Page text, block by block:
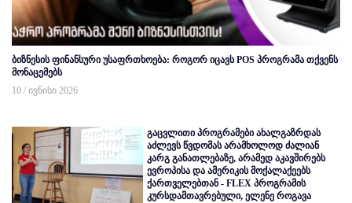
ბიზნესის ფინანსური უსაფრთხოება: როგორ იცავს POS პროგრამა თქვენს
მონაცემებს
10 / ივნისი 2026
გაცვლითი პროგრამები ახალგაზრდას
აძლევს წვდომას არამხოლოდ ძალიან
კარგ განათლებაზე, არამედ აკავშირებს
ევროპისა და ამერიკის მოქალაქეებს
ქართველებთან - FLEX პროგრამის
კურსდამთავრებული, ელენე როგავა